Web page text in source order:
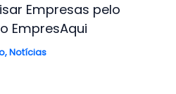
Empresas pelo
EmpresAqui
,Notícias